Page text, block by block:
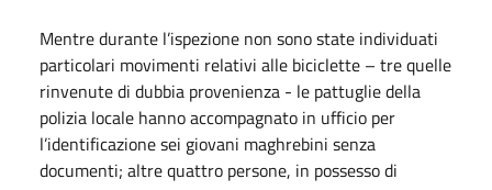
Mentre durante l’ispezione non sono state individuati
particolari movimenti relativi alle biciclette – tre quelle
rinvenute di dubbia provenienza - le pattuglie della
polizia locale hanno accompagnato in ufficio per
l’identificazione sei giovani maghrebini senza
documenti; altre quattro persone, in possesso di